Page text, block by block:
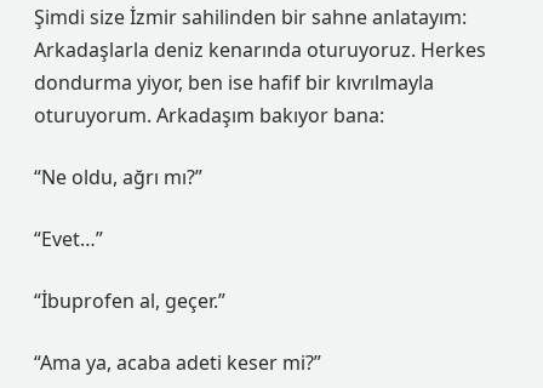
Şimdi size İzmir sahilinden bir sahne anlatayım:
Arkadaşlarla deniz kenarında oturuyoruz. Herkes
dondurma yiyor, ben ise hafif bir kıvrılmayla
oturuyorum. Arkadaşım bakıyor bana:
“Ne oldu, ağrı mı?”
“Evet…”
“İbuprofen al, geçer.”
“Ama ya, acaba adeti keser mi?”